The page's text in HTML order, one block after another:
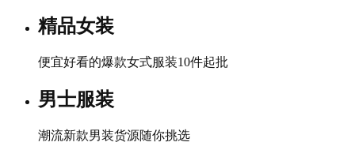
精品女装
便宜好看的爆款女式服装10件起批
男士服装
潮流新款男装货源随你挑选